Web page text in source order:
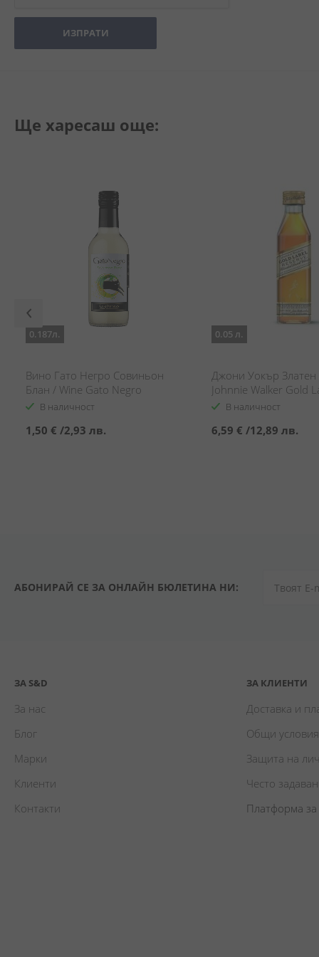
ИЗПРАТИ
Ще харесаш още:
0.187л.
Вино Гато Негро Совиньон
Блан / Wine Gato Negro
Sauvignon Blanc
В наличност
1,50 € /2,93 лв.
0.05 л.
Джони Уокър Златен
Johnnie Walker Gold
Reserve
В наличност
6,59 € /12,89 лв.
АБОНИРАЙ СЕ ЗА ОНЛАЙН БЮЛЕТИНА НИ:
ЗА S&D
За нас
Блог
Марки
Клиенти
Контакти
ЗА КЛИЕНТИ
Доставка и
Общи условия
Защита на
Често
Платформа